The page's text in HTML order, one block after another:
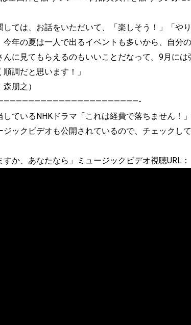
しては、お話をいただいて、「楽しそう！」「や
今年の夏は一人で出るイベントも多いから、自分
んに見てもらえるのもいいことだなって。9月に
調だと思います！」
森朋之）
しているNHKドラマ「これは経費で落ちません！
ジックビデオも公開されているので、チェックして
か、あなたなら」ミュージックビデオ視聴URL：